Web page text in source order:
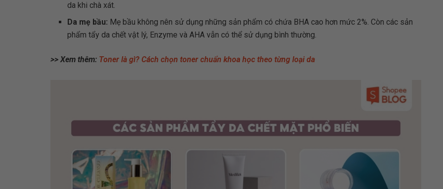
da khi chà xát.
Da mẹ bầu: Mẹ bầu không nên sử dụng những sản phẩm có chứa BHA cao hơn mức 2%. Còn các sản
phẩm tẩy da chết vật lý, Enzyme và AHA vẫn có thể sử dụng bình thường.
>> Xem thêm: Toner là gì? Cách chọn toner chuẩn khoa học theo từng loại da